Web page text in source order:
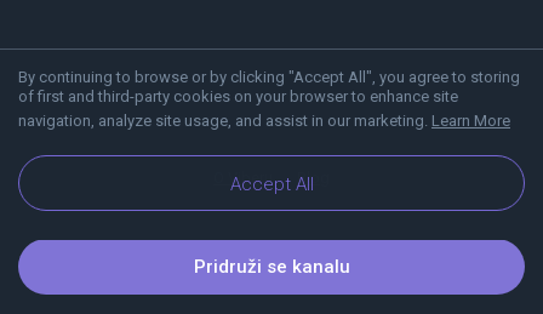
By continuing to browse or by clicking "Accept All", you agree to storing
of first and third-party cookies on your browser to enhance site
navigation, analyze site usage, and assist in our marketing. Learn More
Accept All
O Viberu Blog
Pridruži se kanalu